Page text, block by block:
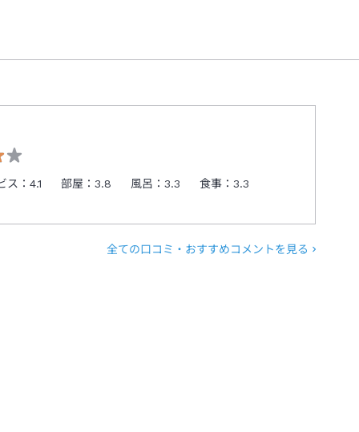
ス：4.1 部屋：3.8 風呂：3.3 食事：3.3
全ての口コミ・おすすめコメントを見る